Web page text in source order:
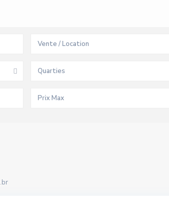
Vente / Location
Quarties